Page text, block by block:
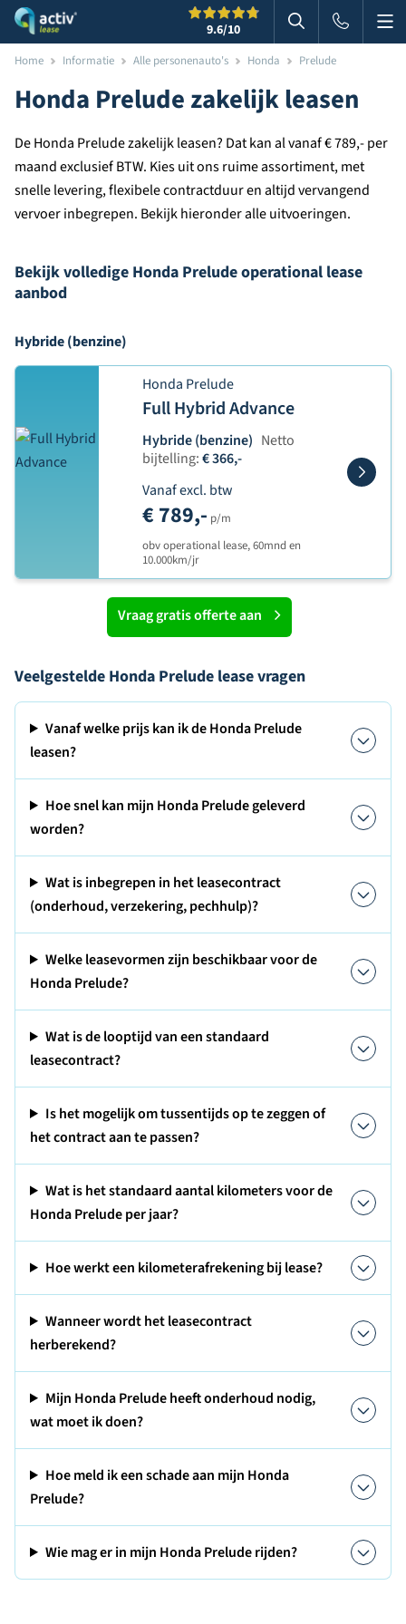
9.6/10 Zoeken in
Home Informatie Alle personenauto's Honda Prelude
Honda Prelude zakelijk leasen
De Honda Prelude zakelijk leasen? Dat kan al vanaf € 789,- per
maand exclusief BTW. Kies uit ons ruime assortiment, met
snelle levering, flexibele contractduur en altijd vervangend
vervoer inbegrepen. Bekijk hieronder alle uitvoeringen.
Bekijk volledige Honda Prelude operational lease
aanbod
Hybride (benzine)
Honda Prelude
Full Hybrid Advance
Hybride (benzine) Netto
bijtelling:€ 366,-
Vanaf excl. btw
€ 789,- p/m
obv operational lease, 60mnd en
10.000km/jr
Vraag gratis offerte aan
Veelgestelde Honda Prelude lease vragen
Vanaf welke prijs kan ik de Honda Prelude
leasen?
Hoe snel kan mijn Honda Prelude geleverd
worden?
Wat is inbegrepen in het leasecontract
(onderhoud, verzekering, pechhulp)?
Welke leasevormen zijn beschikbaar voor de
Honda Prelude?
Wat is de looptijd van een standaard
leasecontract?
Is het mogelijk om tussentijds op te zeggen of
het contract aan te passen?
Wat is het standaard aantal kilometers voor de
Honda Prelude per jaar?
Hoe werkt een kilometerafrekening bij lease?
Wanneer wordt het leasecontract
herberekend?
Mijn Honda Prelude heeft onderhoud nodig,
wat moet ik doen?
Hoe meld ik een schade aan mijn Honda
Prelude?
Wie mag er in mijn Honda Prelude rijden?